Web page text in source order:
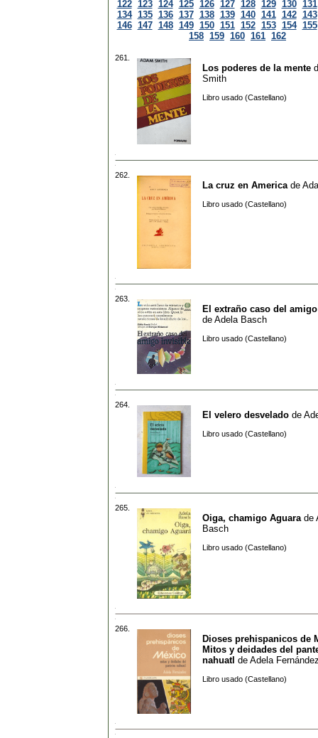
122 123 124 125 126 127 128 129 130 131
134 135 136 137 138 139 140 141 142 143
146 147 148 149 150 151 152 153 154 155
158 159 160 161 162
261.
Los poderes de la mente
Smith
Libro usado (Castellano)
262.
La cruz en America de
Libro usado (Castellano)
263.
El extraño caso del
de Adela Basch
Libro usado (Castellano)
264.
El velero desvelado de
Libro usado (Castellano)
265.
Oiga, chamigo Aguara de
Basch
Libro usado (Castellano)
266.
Dioses prehispanicos de
Mitos y deidades del
nahuatl de Adela
Libro usado (Castellano)